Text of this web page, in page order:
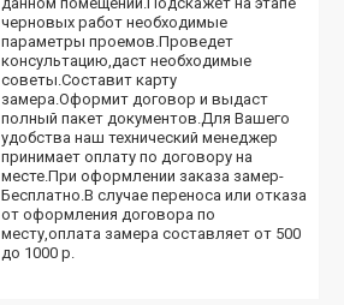
черновых работ необходимые
параметры проемов.Проведет
консультацию,даст необходимые
советы.Составит карту
замера.Оформит договор и выдаст
полный пакет документов.Для Вашего
удобства наш технический менеджер
принимает оплату по договору на
месте.При оформлении заказа замер-
Бесплатно.В случае переноса или отказа
от оформления договора по
месту,оплата замера составляет от 500
до 1000 р.